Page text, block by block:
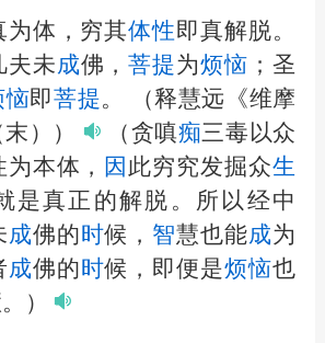
为体，穷其体性即真解脱。
夫未成佛，菩提为烦恼 ；圣
恼即菩提。
（释慧远《维摩
））
（贪嗔痴三毒以众
本体， 因 此穷究发掘众生
是真正的解脱。所以经中
成佛的 时候， 智慧也能成为
成佛的 时候，即便是烦恼也
）